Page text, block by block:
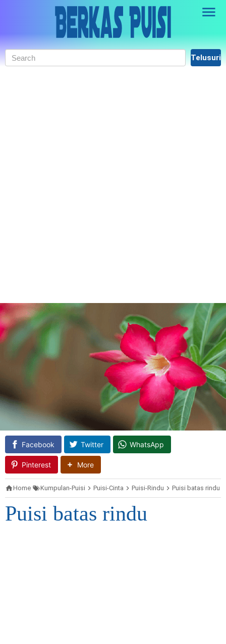
Skip to main content
Facebook Twitter WhatsApp
Pinterest More
Home Kumpulan-Puisi Puisi-Cinta Puisi-Rindu Puisi batas rindu
Puisi batas rindu